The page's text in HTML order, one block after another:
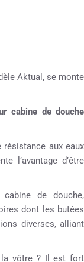
Aktual, se monte
cabine de douche
aux eaux
l’avantage d’être
de douche,
dont les butées
diverses, alliant
la vôtre ? Il est fort